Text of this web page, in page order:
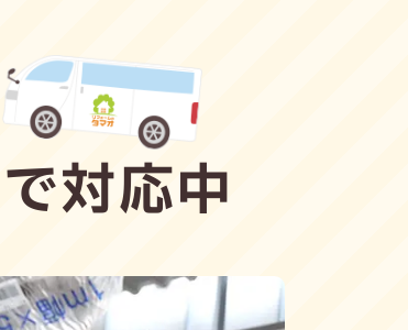
で対応中